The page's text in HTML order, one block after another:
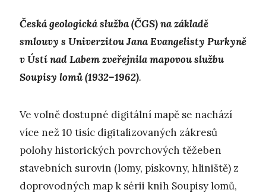
Česká geologická služba (ČGS) na základě
smlouvy s Univerzitou Jana Evangelisty Purkyně
v Ústí nad Labem zveřejnila mapovou službu
Soupisy lomů (1932–1962).
Ve volně dostupné digitální mapě se nachází
více než 10 tisíc digitalizovaných zákresů
polohy historických povrchových těžeben
stavebních surovin (lomy, pískovny, hliniště) z
doprovodných map k sérii knih Soupisy lomů,